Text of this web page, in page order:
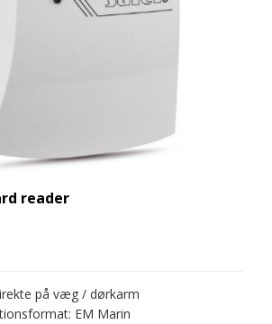
reader
på væg / dørkarm
EM Marin